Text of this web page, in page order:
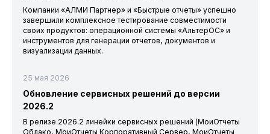
Компании «АЛМИ Партнер» и «Быстрые отчеты» успешно
завершили комплексное тестирование совместимости
своих продуктов: операционной системы «АльтерОС» и
инструментов для генерации отчетов, документов и
визуализации данных.
25 мая 2026
Обновление сервисных решений до версии
2026.2
В релизе 2026.2 линейки сервисных решений (МоиОтчеты
Облако, МоиОтчеты Корпоративный Сервер, МоиОтчеты